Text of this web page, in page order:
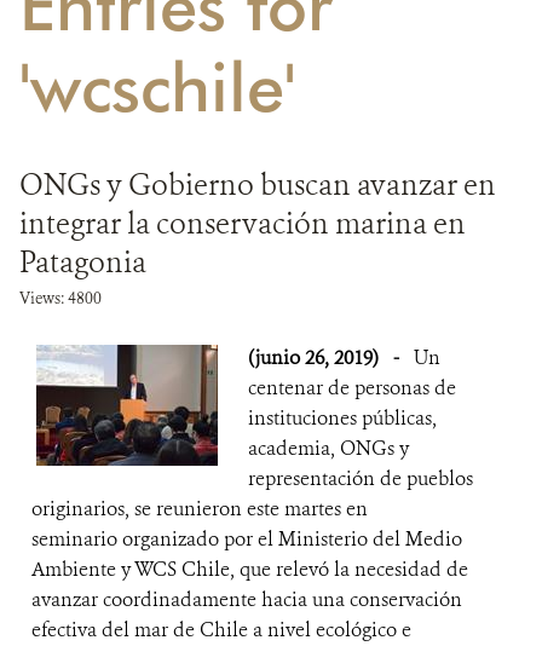
DONA
'wcschile'
ONGs y Gobierno buscan avanzar en
integrar la conservación marina en
Patagonia
Views: 4800
(junio 26, 2019) - Un
centenar de personas de
instituciones públicas,
academia, ONGs y
representación de pueblos
originarios, se reunieron este martes en
seminario organizado por el Ministerio del Medio
Ambiente y WCS Chile, que relevó la necesidad de
avanzar coordinadamente hacia una conservación
efectiva del mar de Chile a nivel ecológico e